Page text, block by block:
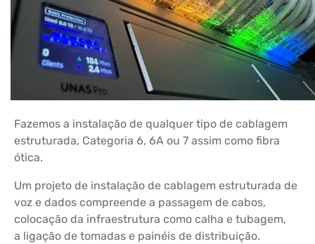
Fazemos a instalação de qualquer tipo de cablagem
estruturada, Categoria 6, 6A ou 7 assim como fibra
ótica.
Um projeto de instalação de cablagem estruturada de
voz e dados compreende a passagem de cabos,
colocação da infraestrutura como calha e tubagem,
a ligação de tomadas e painéis de distribuição.